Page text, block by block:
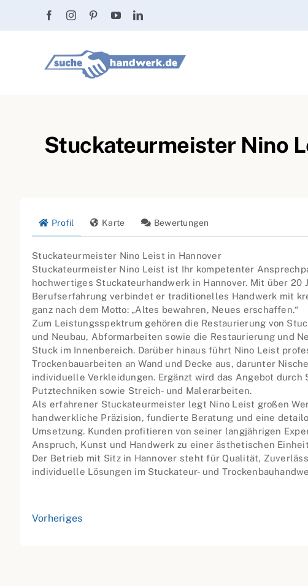
Stuckateurmeister Nino
Profil Karte Bewertungen
Stuckateurmeister Nino Leist in Hannover
Stuckateurmeister Nino Leist ist Ihr kompetenter
hochwertiges Stuckateurhandwerk in Hannover. Mit über 20
Berufserfahrung verbindet er traditionelles Handwerk mit
ganz nach dem Motto: „Altes bewahren, Neues erschaffen.“
Zum Leistungsspektrum gehören die Restaurierung von
und Neubau, Abformarbeiten sowie die Restaurierung und
Stuck im Innenbereich. Darüber hinaus führt Nino Leist
Trockenbauarbeiten an Wand und Decke aus, darunter
individuelle Verkleidungen. Ergänzt wird das Angebot durch
Putztechniken sowie Streich- und Malerarbeiten.
Als erfahrener Stuckateurmeister legt Nino Leist großen
handwerkliche Präzision, fundierte Beratung und eine
Umsetzung. Kunden profitieren von seiner langjährigen
Anspruch, Kunst und Handwerk zu einer ästhetischen
Der Betrieb mit Sitz in Hannover steht für Qualität,
individuelle Lösungen im Stuckateur- und
Vorheriges